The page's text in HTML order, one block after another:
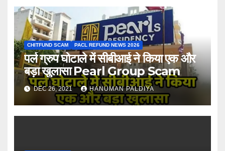
CHITFUND SCAM PACL REFUND NEWS 2026
पर्ल ग्रुप घोटाले में सीबीआई ने किया एक और
बड़ा खुलासा Pearl Group Scam
DEC 26, 2021 HANUMAN PALDIYA